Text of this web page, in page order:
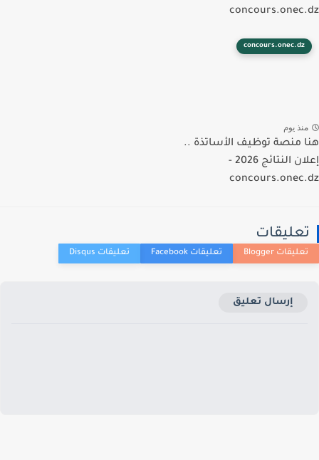
concours.onec.dz
يوم
منصة توظيف الأساتذة ..
إعلان النتائج 2026 -
إرسال تعليق